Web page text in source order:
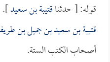
قوله: [ حدثناقتيبة بن سعيد].
قتيبة بن سعيد بن جميل بن
أصحاب الكتب الستة.